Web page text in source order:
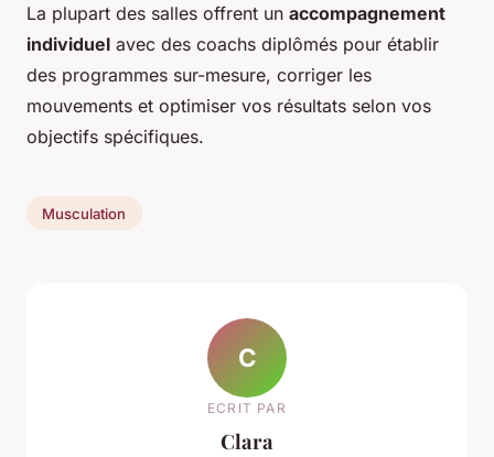
La plupart des salles offrent un accompagnement
individuel avec des coachs diplômés pour établir
des programmes sur-mesure, corriger les
mouvements et optimiser vos résultats selon vos
objectifs spécifiques.
Musculation
C
ECRIT PAR
Clara